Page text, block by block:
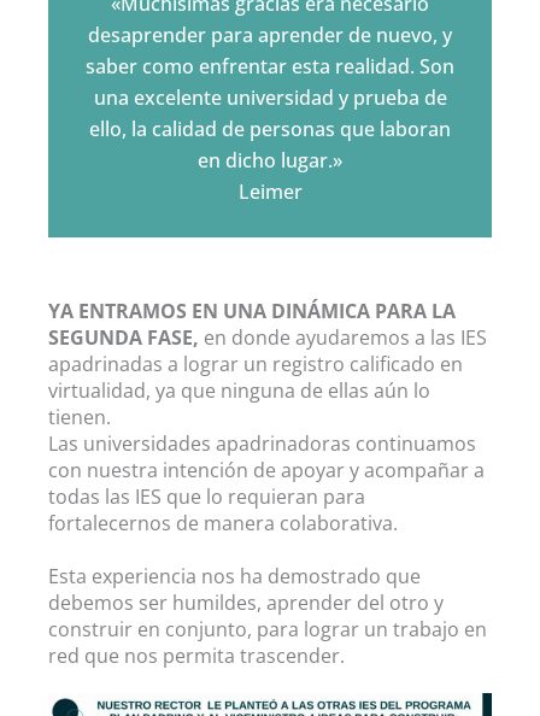
desaprender para aprender de nuevo, y
saber como enfrentar esta realidad. Son
una excelente universidad y prueba de
ello, la calidad de personas que laboran
en dicho lugar.»
Leimer
YA ENTRAMOS EN UNA DINÁMICA PARA LA
SEGUNDA FASE, en donde ayudaremos a las IES
apadrinadas a lograr un registro calificado en
virtualidad, ya que ninguna de ellas aún lo
tienen.
Las universidades apadrinadoras continuamos
con nuestra intención de apoyar y acompañar a
todas las IES que lo requieran para
fortalecernos de manera colaborativa.
Esta experiencia nos ha demostrado que
debemos ser humildes, aprender del otro y
construir en conjunto, para lograr un trabajo en
red que nos permita trascender.